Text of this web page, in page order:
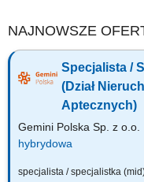
NAJNOWSZE
Specjalista /
(Dział
Aptecznych)
Gemini Polska Sp. z o.o.
hybrydowa
specjalista / specjalistka